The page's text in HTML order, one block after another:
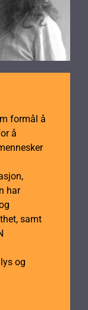
formål å
å
har
samt
og